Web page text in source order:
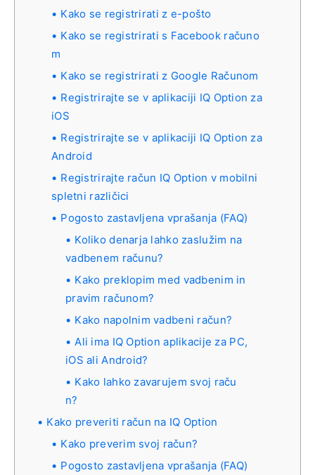
Kako se registrirati z e-pošto
Kako se registrirati s Facebook računo
m
Kako se registrirati z Google Računom
Registrirajte se v aplikaciji IQ Option za
iOS
Registrirajte se v aplikaciji IQ Option za
Android
Registrirajte račun IQ Option v mobilni
spletni različici
Pogosto zastavljena vprašanja (FAQ)
Koliko denarja lahko zaslužim na
vadbenem računu?
Kako preklopim med vadbenim in
pravim računom?
Kako napolnim vadbeni račun?
Ali ima IQ Option aplikacije za PC,
iOS ali Android?
Kako lahko zavarujem svoj raču
n?
Kako preveriti račun na IQ Option
Kako preverim svoj račun?
Pogosto zastavljena vprašanja (FAQ)